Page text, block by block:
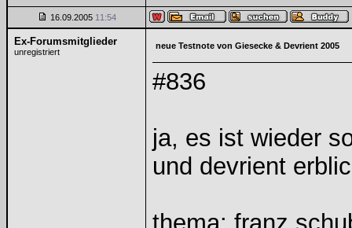
16.09.2005 11:54
Ex-Forumsmitglieder
unregistriert
neue Testnote von Giesecke & Devrient 2005
#836
ja, es ist wieder
und devrient